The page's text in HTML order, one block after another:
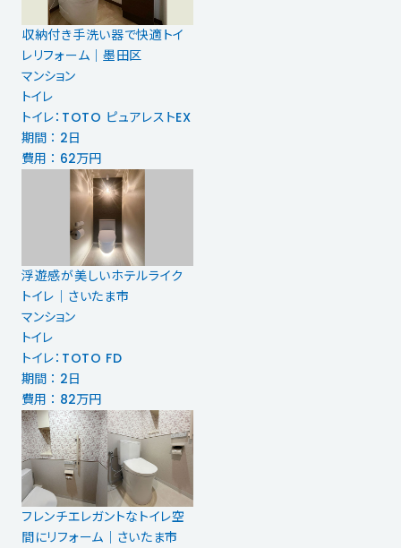
収納付き手洗い器で快適トイ
レリフォーム｜墨田区
マンション
トイレ
トイレ：TOTO ピュアレストEX
期間 ： 2日
費用 ： 62万円
浮遊感が美しいホテルライク
トイレ｜さいたま市
マンション
トイレ
トイレ：TOTO FD
期間 ： 2日
費用 ： 82万円
フレンチエレガントなトイレ空
間にリフォーム｜さいたま市